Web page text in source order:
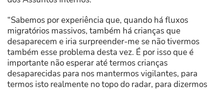
“Sabemos por experiência que, quando há fluxos
migratórios massivos, também há crianças que
desaparecem e iria surpreender-me se não tivermos
também esse problema desta vez. É por isso que é
importante não esperar até termos crianças
desaparecidas para nos mantermos vigilantes, para
termos isto realmente no topo do radar, para dizermos